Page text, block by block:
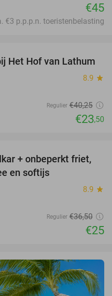
€45
€3 p.p.p.n. toeristenbelasting
42%
Het Hof van Lathum
8.9 star
Regulier €40,25
€23,50
32%
+ onbeperkt friet,
en softijs
8.9 star
Regulier €36,50
€25